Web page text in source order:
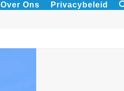
Over Ons Privacybeleid